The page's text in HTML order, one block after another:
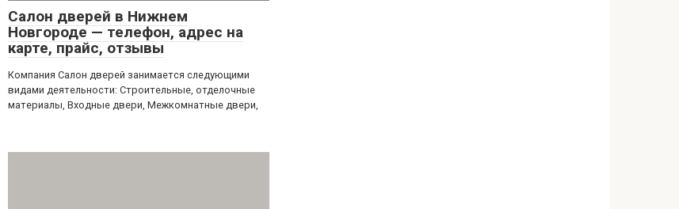
Салон дверей в Нижнем
Новгороде — телефон, адрес на
карте, прайс, отзывы
Компания Салон дверей занимается следующими
видами деятельности: Строительные, отделочные
материалы, Входные двери, Межкомнатные двери,